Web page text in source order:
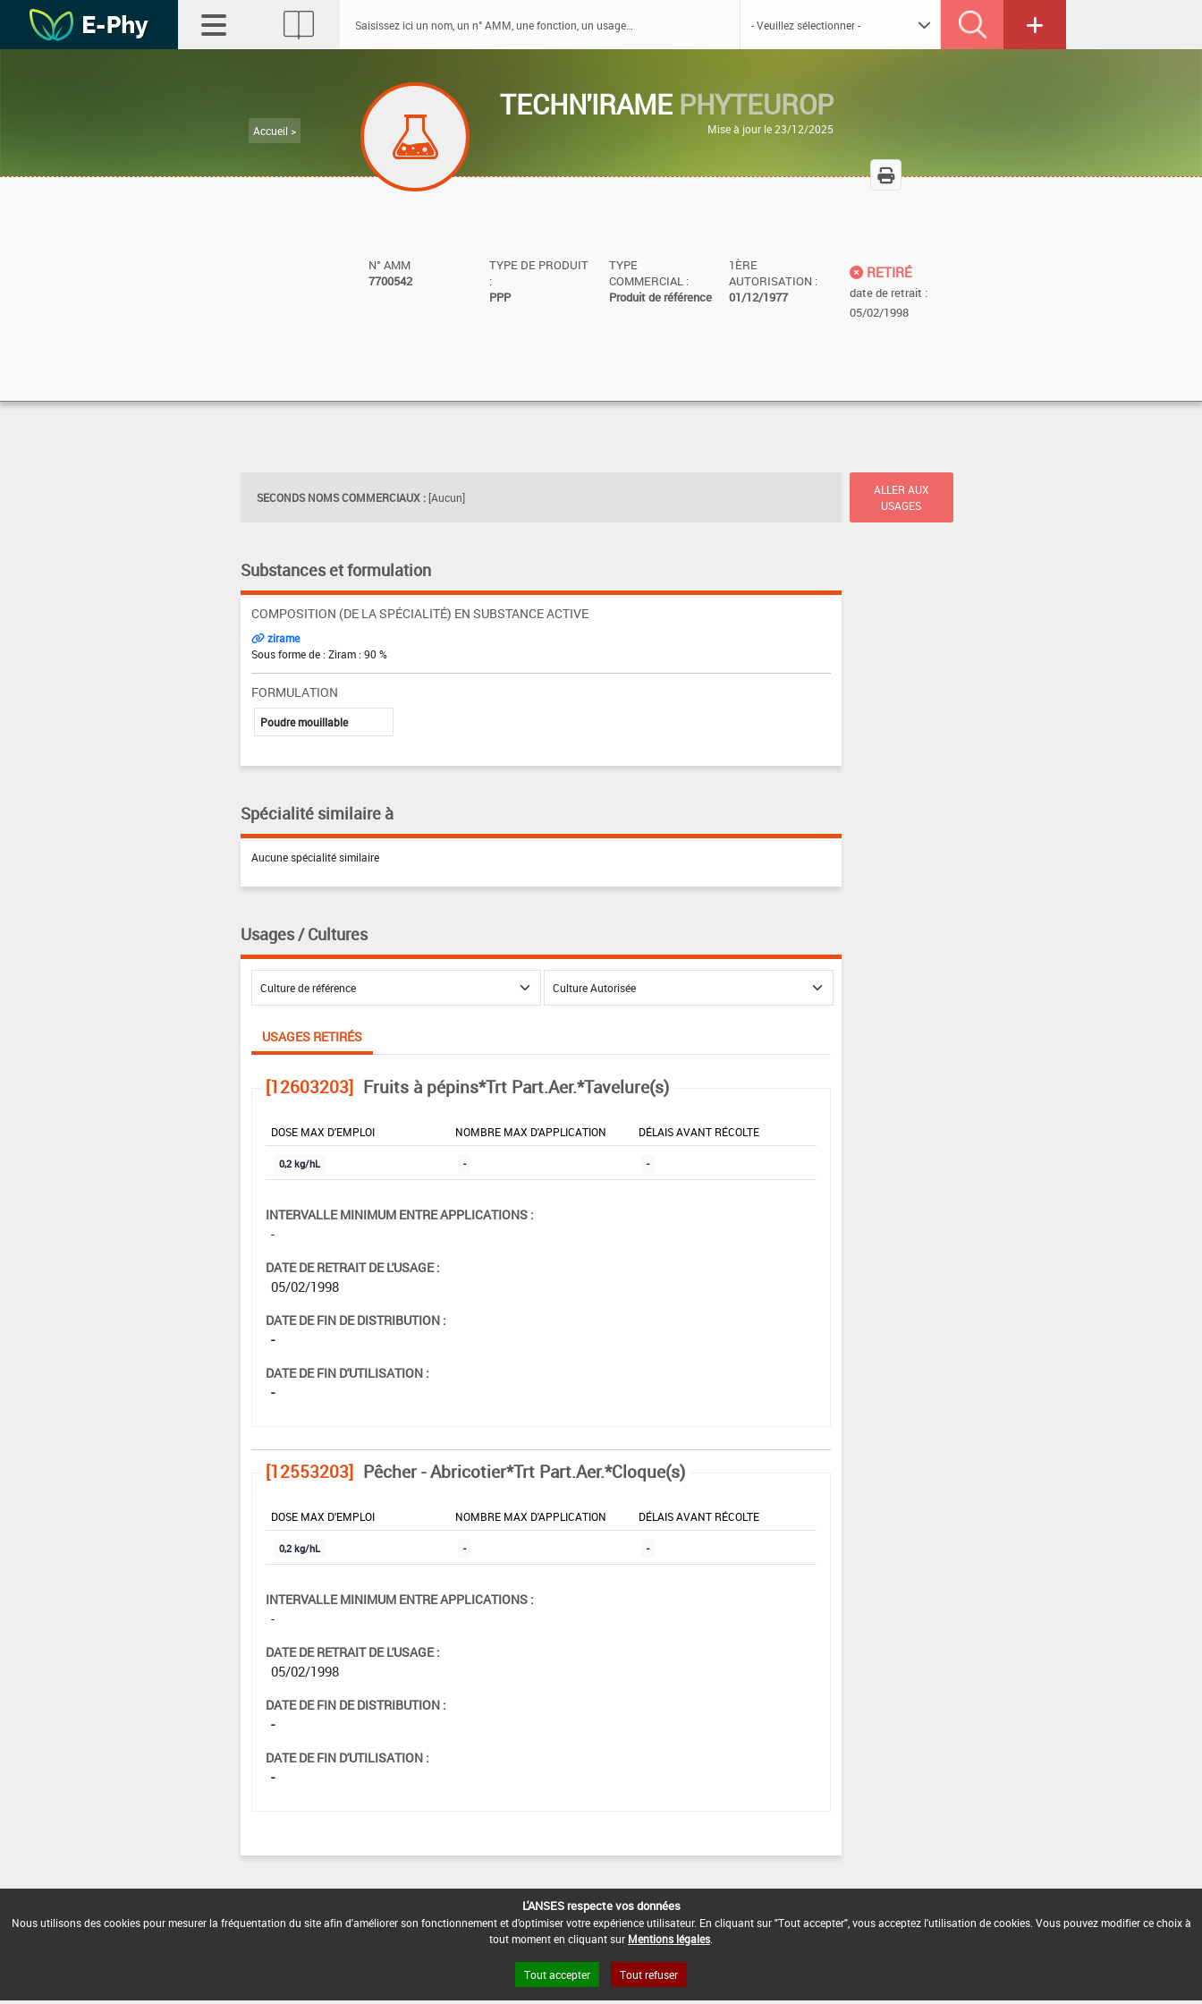
Accueil >
TECHN'IRAME PHYTEUROP
Mise à jour le 23/12/2025
N° AMM
7700542
TYPE DE PRODUIT
:
PPP
TYPE
COMMERCIAL :
Produit de référence
1ÈRE
AUTORISATION :
01/12/1977
RETIRÉ
date de retrait :
05/02/1998
SECONDS NOMS COMMERCIAUX : [Aucun]
ALLER AUX
USAGES
Substances et formulation
COMPOSITION (DE LA SPÉCIALITÉ) EN SUBSTANCE ACTIVE
zirame
Sous forme de : Ziram : 90 %
FORMULATION
Poudre mouillable
Spécialité similaire à
Aucune spécialité similaire
Usages / Cultures
USAGES RETIRÉS
[12603203] Fruits à pépins*Trt Part.Aer.*Tavelure(s)
DOSE MAX D'EMPLOI NOMBRE MAX D'APPLICATION DÉLAIS AVANT RÉCOLTE
0,2 kg/hL - -
INTERVALLE MINIMUM ENTRE APPLICATIONS :
-
DATE DE RETRAIT DE L'USAGE :
05/02/1998
DATE DE FIN DE DISTRIBUTION :
-
DATE DE FIN D'UTILISATION :
-
[12553203] Pêcher - Abricotier*Trt Part.Aer.*Cloque(s)
DOSE MAX D'EMPLOI NOMBRE MAX D'APPLICATION DÉLAIS AVANT RÉCOLTE
0,2 kg/hL - -
INTERVALLE MINIMUM ENTRE APPLICATIONS :
-
DATE DE RETRAIT DE L'USAGE :
05/02/1998
DATE DE FIN DE DISTRIBUTION :
-
DATE DE FIN D'UTILISATION :
-
L'ANSES respecte vos données
Nous utilisons des cookies pour mesurer la fréquentation du site afin d'améliorer son fonctionnement et d'optimiser votre expérience utilisateur. En cliquant sur "Tout accepter", vous acceptez l'utilisation de cookies. Vous pouvez modifier ce choix à
tout moment en cliquant sur Mentions légales
Tout accepter Tout refuser